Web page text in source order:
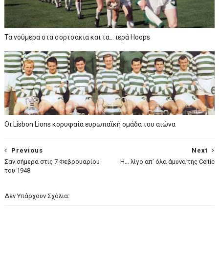
Τα νούμερα στα σορτσάκια και τα… ιερά Hoops
Οι Lisbon Lions κορυφαία ευρωπαϊκή ομάδα του αιώνα
Next
Η… λίγο απ’ όλα άμυνα της Celtic
Previous
Σαν σήμερα στις 7 Φεβρουαρίου
του 1948
Δεν Υπάρχουν Σχόλια: